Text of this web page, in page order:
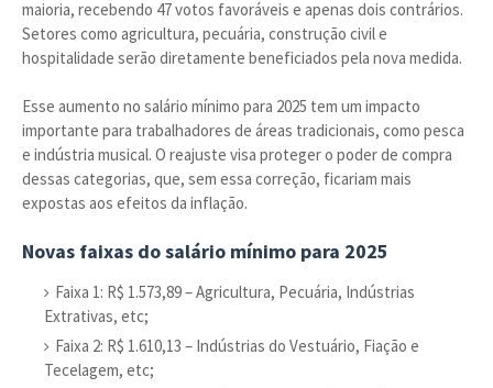
maioria, recebendo 47 votos favoráveis e apenas dois contrários.
Setores como agricultura, pecuária, construção civil e
hospitalidade serão diretamente beneficiados pela nova medida.
Esse aumento no salário mínimo para 2025 tem um impacto
importante para trabalhadores de áreas tradicionais, como pesca
e indústria musical. O reajuste visa proteger o poder de compra
dessas categorias, que, sem essa correção, ficariam mais
expostas aos efeitos da inflação.
Novas faixas do salário mínimo para 2025
Faixa 1: R$ 1.573,89 – Agricultura, Pecuária, Indústrias
Extrativas, etc;
Faixa 2: R$ 1.610,13 – Indústrias do Vestuário, Fiação e
Tecelagem, etc;